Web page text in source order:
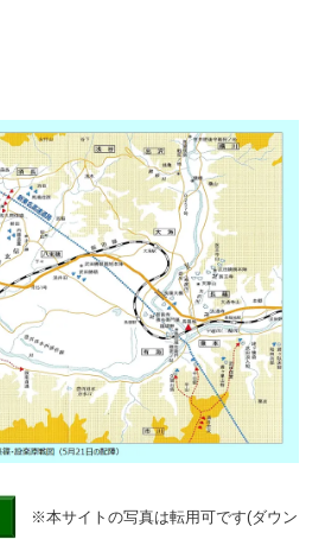
※本サイトの写真は転用可です(ダウン